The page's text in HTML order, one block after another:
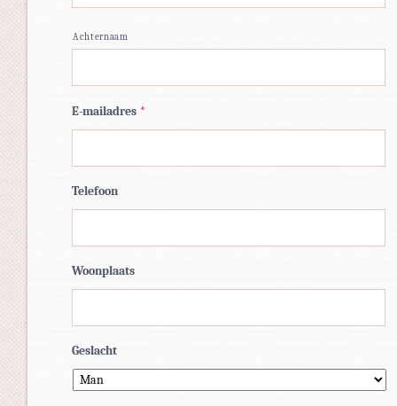
Achternaam
E-mailadres *
Telefoon
Woonplaats
Geslacht